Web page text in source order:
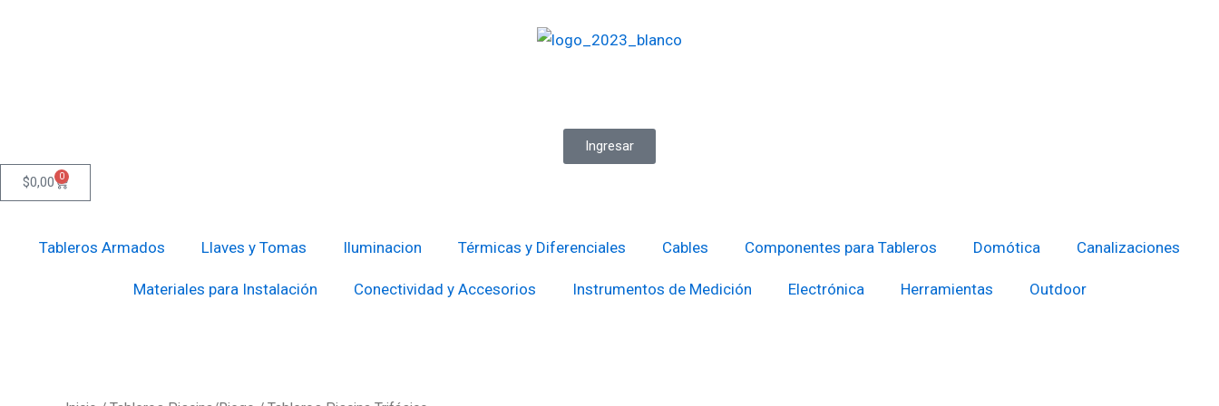
Ingresar
$0,00 0
Cart
Tableros Armados Llaves y Tomas Iluminacion Térmicas y Diferenciales Cables Componentes para Tableros Domótica Canalizaciones
Materiales para Instalación Conectividad y Accesorios Instrumentos de Medición Electrónica Herramientas Outdoor